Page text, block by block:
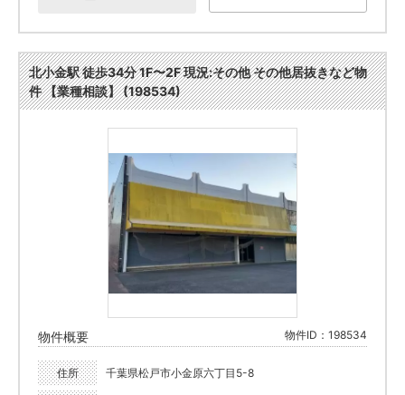
北小金駅 徒歩34分 1F〜2F 現況:その他 その他居抜きなど物
件 【業種相談】 (198534)
物件概要 物件ID：198534
住所 千葉県松戸市小金原六丁目5-8